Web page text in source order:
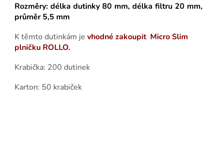
Rozměry: délka dutinky 80 mm, délka filtru 20 mm,
průměr 5,5 mm
K těmto dutinkám je vhodné zakoupit Micro Slim
plničku ROLLO.
Krabička: 200 dutinek
Karton: 50 krabiček